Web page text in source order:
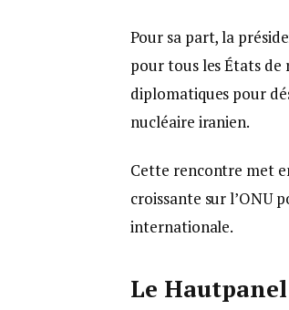
Pour sa part, la
pour tous les États de
diplomatiques pour
nucléaire iranien.
Cette rencontre met
croissante sur l’ONU
internationale.
Le Hautpanel